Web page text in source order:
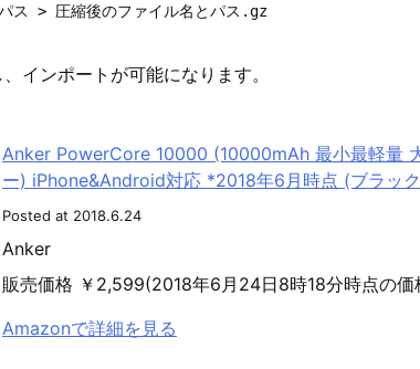
ス > 圧縮後のファイル名とパス.gz
インポートが可能になります。
Anker PowerCore 10000 (10000mAh 最小最軽量
ー) iPhone&Android対応 *2018年6月時点 (ブラッ
Posted at 2018.6.24
Anker
販売価格 ￥2,599(2018年6月24日8時18分時点の価
Amazonで詳細を見る